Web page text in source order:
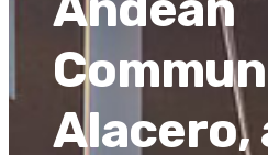
Alacero,